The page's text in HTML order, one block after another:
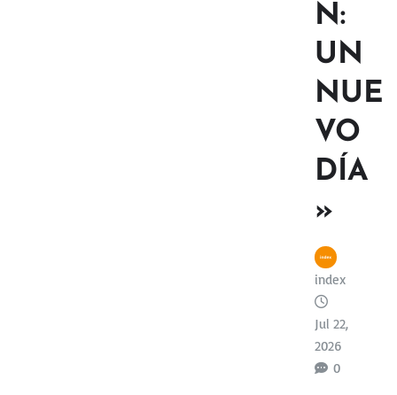
N:
UN
NUE
VO
DÍA
»
index
Jul 22,
2026
0